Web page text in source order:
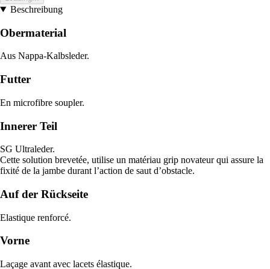
Beschreibung
Obermaterial
Aus Nappa-Kalbsleder.
Futter
En microfibre soupler.
Innerer Teil
SG Ultraleder.
Cette solution brevetée, utilise un matériau grip novateur qui assure la
fixité de la jambe durant l’action de saut d’obstacle.
Auf der Rückseite
Elastique renforcé.
Vorne
Laçage avant avec lacets élastique.